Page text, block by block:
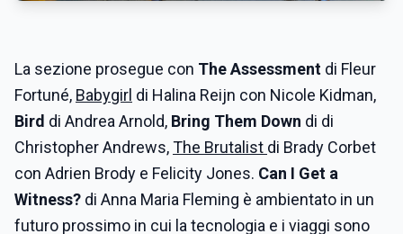
La sezione prosegue con The Assessment di Fleur
Fortuné, Babygirl di Halina Reijn con Nicole Kidman,
Bird di Andrea Arnold, Bring Them Down di di
Christopher Andrews,The Brutalist di Brady Corbet
con Adrien Brody e Felicity Jones. Can I Get a
Witness? di Anna Maria Fleming è ambientato in un
futuro prossimo in cui la tecnologia e i viaggi sono